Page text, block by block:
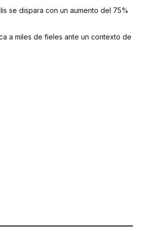
se dispara con un aumento del 75%
a miles de fieles ante un contexto de